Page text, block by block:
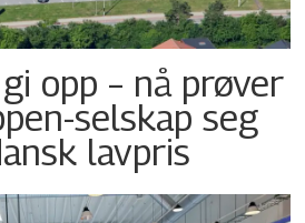
opp – nå prøver
selskap seg
lavpris